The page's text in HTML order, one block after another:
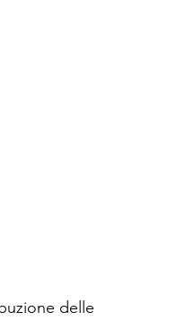
delle